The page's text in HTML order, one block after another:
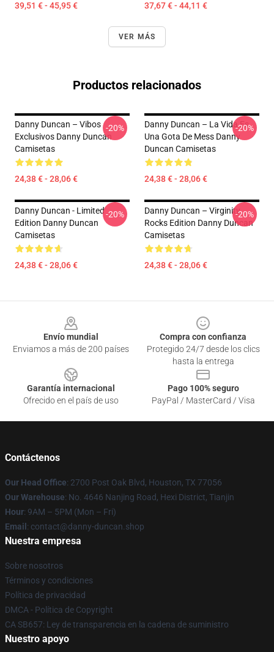
39,51 € - 45,95 € 37,67 € - 44,11 €
VER MÁS
Productos relacionados
Danny Duncan – Vibos
Exclusivos Danny Duncan
Camisetas
24,38 € - 28,06 €
-20%
Danny Duncan – La Vida Es
Una Gota De Mess Danny
Duncan Camisetas
24,38 € - 28,06 €
-20%
Danny Duncan - Limited
Edition Danny Duncan
Camisetas
24,38 € - 28,06 €
-20%
Danny Duncan – Virginity
Rocks Edition Danny Duncan
Camisetas
24,38 € - 28,06 €
-20%
Envío mundial
Enviamos a más de 200 países
Compra con confianza
Protegido 24/7 desde los clics
hasta la entrega
Garantía internacional
Ofrecido en el país de uso
Pago 100% seguro
PayPal / MasterCard / Visa
Contáctenos
Our Head Office: 2700 Post Oak Blvd, Houston, TX 77056
Our Warehouse: No. 4646 Nanjing Road, Hexi District, Tianjin
Hour: 9AM – 5PM (Mon – Fri)
Email : contact@danny-duncan.shop
Nuestra empresa
Sobre nosotros
Términos y condiciones
Política de privacidad
DMCA - Política de Copyright
CA SB657: Ley de transparencia en la cadena de suministro
Nuestro apoyo